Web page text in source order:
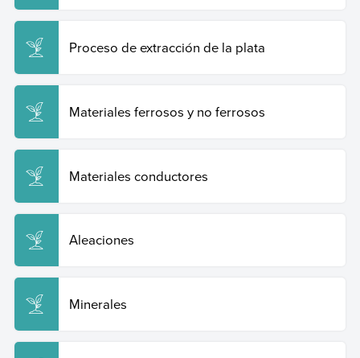
Proceso de extracción de la plata
Materiales ferrosos y no ferrosos
Materiales conductores
Aleaciones
Minerales